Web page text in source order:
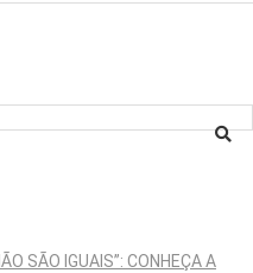
SÃO IGUAIS”: CONHEÇA A